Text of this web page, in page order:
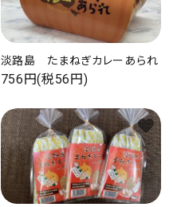
淡路島 たまねぎカレーあられ
756円(税56円)
favorite